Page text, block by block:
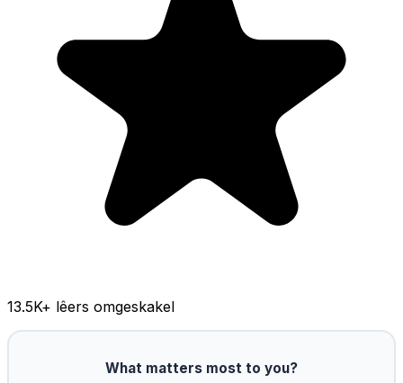
13.5K+ lêers omgeskakel
What matters most to you?